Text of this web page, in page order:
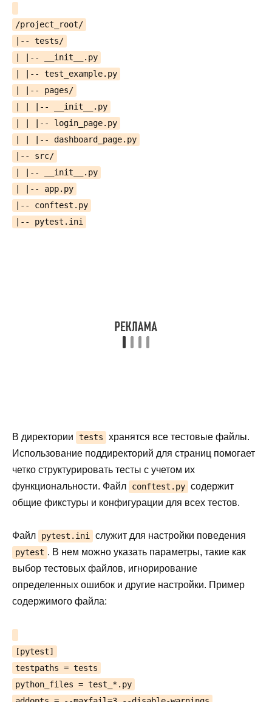
/project_root/
|-- tests/
| |-- __init__.py
| |-- test_example.py
| |-- pages/
| | |-- __init__.py
| | |-- login_page.py
| | |-- dashboard_page.py
|-- src/
| |-- __init__.py
| |-- app.py
|-- conftest.py
|-- pytest.ini
В директории tests
хранятся все тестовые файлы.
Использование поддиректорий для страниц помогает
четко структурировать тесты с учетом их
функциональности. Файл
conftest.py содержит
общие фикстуры и конфигурации для всех тестов.
Файл pytest.ini служит для настройки поведения
pytest . В нем можно указать параметры, такие как
выбор тестовых файлов, игнорирование
определенных ошибок и другие настройки. Пример
содержимого файла:
[pytest]
testpaths = tests
python_files = test_*.py